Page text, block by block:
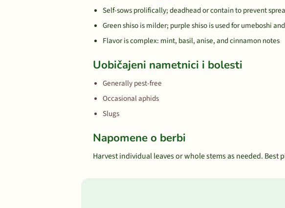
Self-sows prolifically; deadhead or contain to prevent
Green shiso is milder; purple shiso is used for umeboshi
Flavor is complex: mint, basil, anise, and cinnamon notes
Uobičajeni nametnici i bolesti
Generally pest-free
Occasional aphids
Slugs
Napomene o berbi
Harvest individual leaves or whole stems as needed.